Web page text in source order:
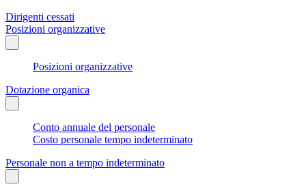
Dirigenti cessati
Posizioni organizzative
Posizioni organizzative
Dotazione organica
Conto annuale del personale
Costo personale tempo indeterminato
Personale non a tempo indeterminato